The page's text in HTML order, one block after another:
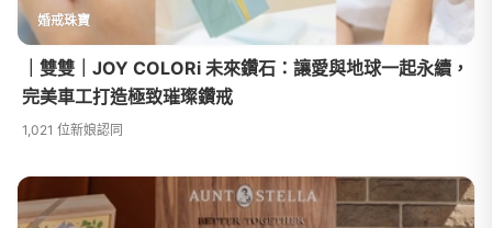
婚戒珠寶
｜雙雙｜JOY COLORi 未來鑽石：讓愛與地球一起永續，
完美車工打造極致璀璨鑽戒
1,021 位新娘認同